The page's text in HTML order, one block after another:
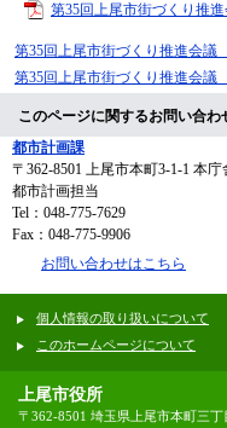
第35回上尾市街づくり推
第35回上尾市街づくり推進会
第35回上尾市街づくり推進会
このページに関するお問い合わ
都市計画課
〒362-8501
上尾市本町3-1-1 本
都市計画担当
Tel：048-775-7629
Fax：048-775-9906
お問い合わせはこちら
個人情報の取り扱いについて
このホームページについて
上尾市役所
〒362-8501 埼玉県上尾市本町三丁